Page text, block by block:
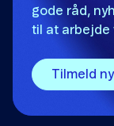
gode råd,
til at arbejde
Tilmeld